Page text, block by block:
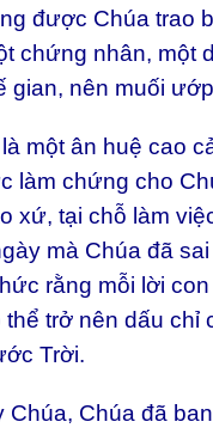
được Chúa trao
chứng nhân, một
gian, nên muối
ân huệ cao
làm chứng cho
xứ, tại chỗ làm
mà Chúa đã
rằng mỗi lời
thể trở nên dấu chỉ
Trời.
Chúa đã ban